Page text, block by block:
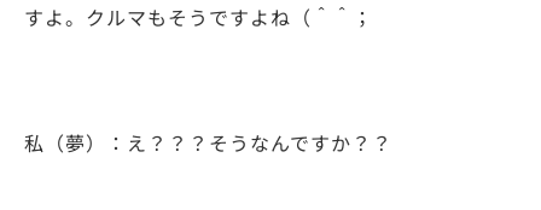
すよ。クルマもそうですよね（＾＾；
私（夢）：え？？？そうなんですか？？